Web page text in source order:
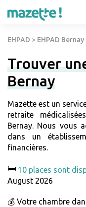
EHPAD > EHPAD Bernay
Trouver
Bernay
Mazette est un
retraite
Bernay. Nous vous
dans un
financières.
🛏️ 10 places sont
August 2026
💰 Votre chambre